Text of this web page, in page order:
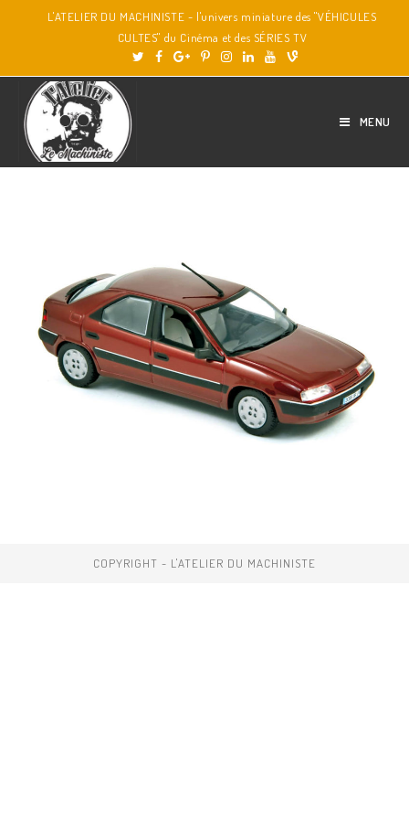
L'ATELIER DU MACHINISTE - l'univers miniature des "VÉHICULES
CULTES" du Cinéma et des SÉRIES TV
MENU
COPYRIGHT - L'ATELIER DU MACHINISTE